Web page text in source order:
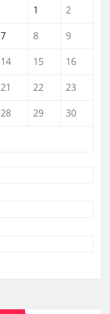
1
2
7 8
9
14 15
16
21 22
23
28 29
30